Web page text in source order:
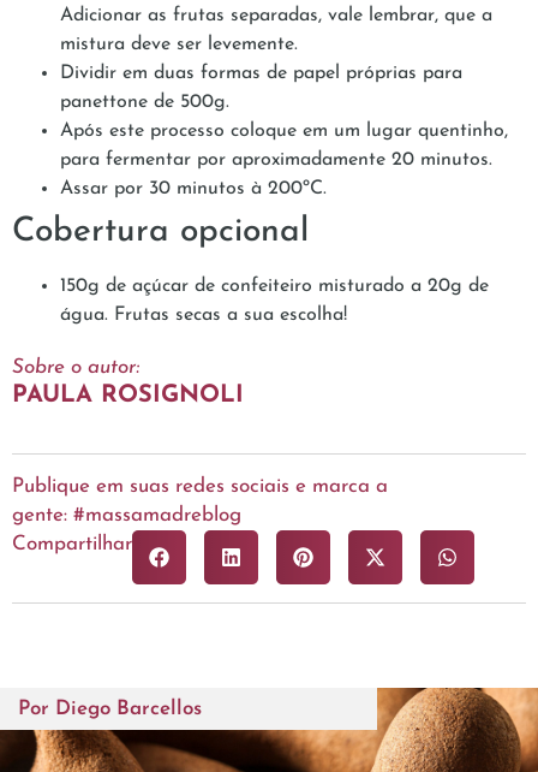
Adicionar as frutas separadas, vale lembrar, que a
mistura deve ser levemente.
Dividir em duas formas de papel próprias para
panettone de 500g.
Após este processo coloque em um lugar quentinho,
para fermentar por aproximadamente 20 minutos.
Assar por 30 minutos à 200ºC.
Cobertura opcional
150g de açúcar de confeiteiro misturado a 20g de
água. Frutas secas a sua escolha!
Sobre o autor:
PAULA ROSIGNOLI
Publique em suas redes sociais e marca a
gente: #massamadreblog
Compartilhar
Por Diego Barcellos